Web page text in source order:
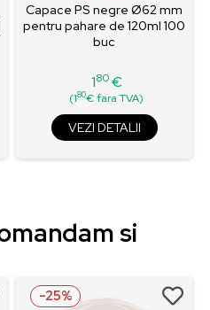
Capace PS negre Ø62 mm
pentru pahare de 120ml 100
buc
Pret
180€
(180€ fara TVA)
VEZI DETALII
si
-25%